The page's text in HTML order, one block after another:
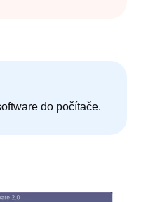
do počítače.